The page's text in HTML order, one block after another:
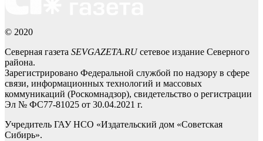
© 2020
Северная газета SEVGAZETA.RUсетевое издание Северного
района.
Зарегистрировано Федеральной службой по надзору в сфере
связи, информационных технологий и массовых
коммуникаций (Роскомнадзор), свидетельство о регистрации
Эл № ФС77-81025 от 30.04.2021 г.
Учредитель ГАУ НСО «Издательский дом «Советская
Сибирь».